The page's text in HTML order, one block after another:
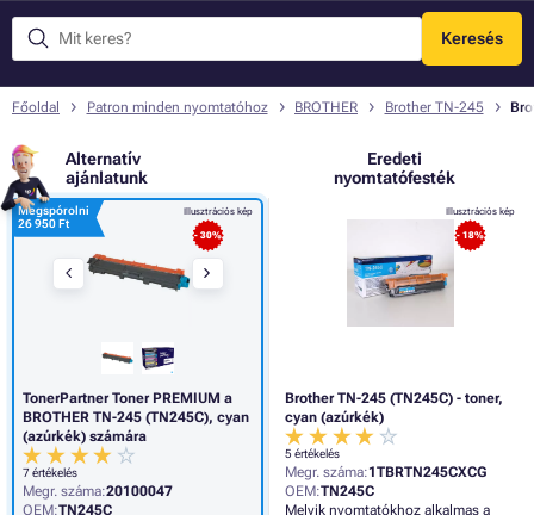
Keresés
Menü
Főoldal Patron minden nyomtatóhoz BROTHER Brother TN-245
Alternatív
ajánlatunk
Eredeti
nyomtatófesték
Illusztrációs kép
- 18%
Brother TN-245 (TN245C) - toner,
cyan (azúrkék)
5 értékelés
Megr. száma:1TBRTN245CXCG
OEM:TN245C
Melyik nyomtatókhoz alkalmas a
Illusztrációs kép
- 30%
Megspórolni
26 950 Ft
TonerPartner Toner PREMIUM a
BROTHER TN-245 (TN245C), cyan
(azúrkék) számára
7 értékelés
Megr. száma:20100047
OEM:TN245C